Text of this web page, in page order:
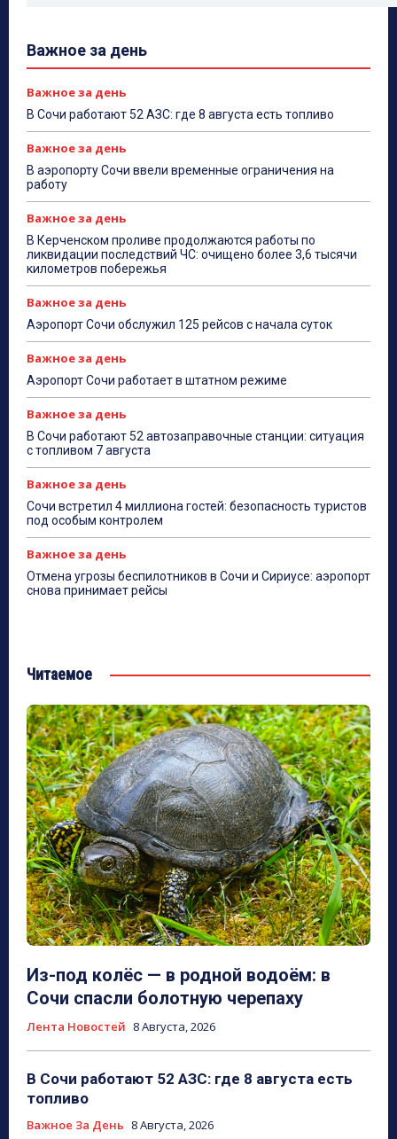
Важное за день
Важное за день
В Сочи работают 52 АЗС: где 8 августа есть топливо
Важное за день
В аэропорту Сочи ввели временные ограничения на
работу
Важное за день
В Керченском проливе продолжаются работы по
ликвидации последствий ЧС: очищено более 3,6 тысячи
километров побережья
Важное за день
Аэропорт Сочи обслужил 125 рейсов с начала суток
Важное за день
Аэропорт Сочи работает в штатном режиме
Важное за день
В Сочи работают 52 автозаправочные станции: ситуация
с топливом 7 августа
Важное за день
Сочи встретил 4 миллиона гостей: безопасность туристов
под особым контролем
Важное за день
Отмена угрозы беспилотников в Сочи и Сириусе: аэропорт
снова принимает рейсы
Читаемое
Из-под колёс — в родной водоём: в
Сочи спасли болотную черепаху
Лента Новостей 8 Августа, 2026
В Сочи работают 52 АЗС: где 8 августа есть
топливо
Важное За День 8 Августа, 2026